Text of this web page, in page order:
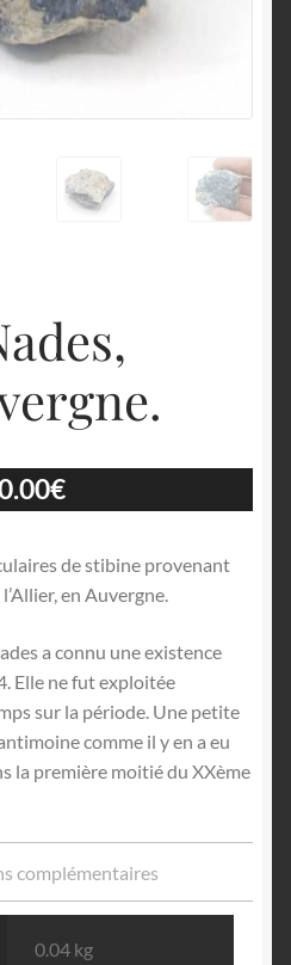
€
de stibine provenant
en Auvergne.
a connu une existence
Elle ne fut exploitée
sur la période. Une petite
comme il y en a eu
la première moitié du XXème
complémentaires
0.04 kg